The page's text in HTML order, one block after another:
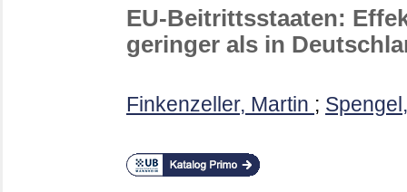
EU-Beitrittsstaaten:
geringer als in
Finkenzeller, Martin ;